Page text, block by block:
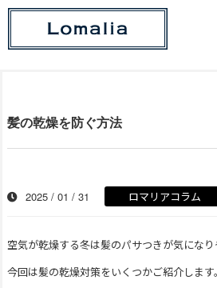
髪の乾燥を防ぐ方法
2025 / 01 / 31 ロマリアコラム
空気が乾燥する冬は髪のパサつきが気になり
今回は髪の乾燥対策をいくつかご紹介します。